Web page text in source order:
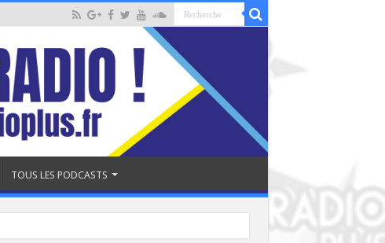
TOUS LES PODCASTS